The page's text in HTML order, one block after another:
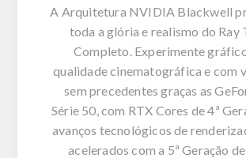
A Arquitetura NVIDIA Blackwell
toda a glória e realismo do Ray
Completo. Experimente
qualidade cinematográfica e com
sem precedentes graças as
Série 50, com RTX Cores de 4ª
avanços tecnológicos de
acelerados com a 5ª Geração